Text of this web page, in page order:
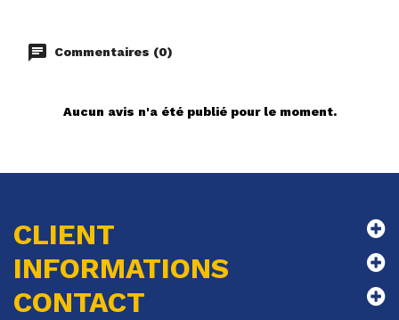
Commentaires (0)
Aucun avis n'a été publié pour le moment.
CLIENT
INFORMATIONS
CONTACT